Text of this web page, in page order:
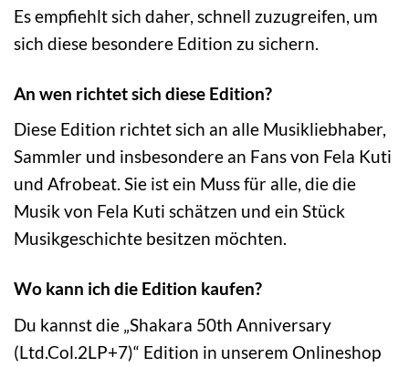
Es empfiehlt sich daher, schnell zuzugreifen, um
sich diese besondere Edition zu sichern.
An wen richtet sich diese Edition?
Diese Edition richtet sich an alle Musikliebhaber,
Sammler und insbesondere an Fans von Fela Kuti
und Afrobeat. Sie ist ein Muss für alle, die die
Musik von Fela Kuti schätzen und ein Stück
Musikgeschichte besitzen möchten.
Wo kann ich die Edition kaufen?
Du kannst die „Shakara 50th Anniversary
(Ltd.Col.2LP+7)“ Edition in unserem Onlineshop